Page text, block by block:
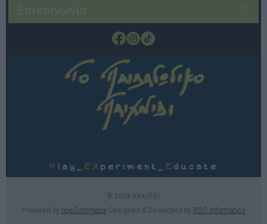
Επικοινωνία
© 2026 Κλειδάς
Powered by nopCommerceDesigned & Developed by RDC Informatics